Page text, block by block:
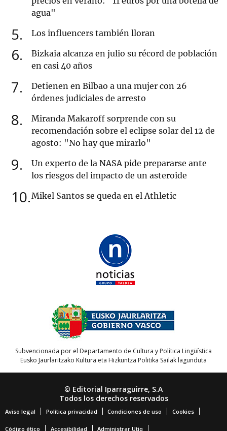
agua"
5 Los influencers también lloran
6
Bizkaia alcanza en julio su récord de población
en casi 40 años
7
Detienen en Bilbao a una mujer con 26
órdenes judiciales de arresto
8
Miranda Makaroff sorprende con su
recomendación sobre el eclipse solar del 12 de
agosto: "No hay que mirarlo"
9
Un experto de la NASA pide prepararse ante
los riesgos del impacto de un asteroide
10 Mikel Santos se queda en el Athletic
Subvencionada por el Departamento de Cultura y Política Lingüística
Eusko Jaurlaritzako Kultura eta Hizkuntza Politika Sailak lagunduta
© Editorial Iparraguirre, S.A
Todos los derechos reservados
Aviso legal Política privacidad Condiciones de uso Cookies
Código ético Accesibilidad Administrar Utiq